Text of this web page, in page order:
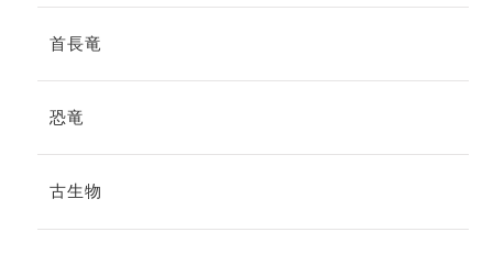
首長竜
恐竜
古生物